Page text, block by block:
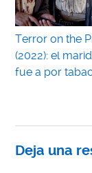
Terror on the
(2022): el
fue a por
Deja una